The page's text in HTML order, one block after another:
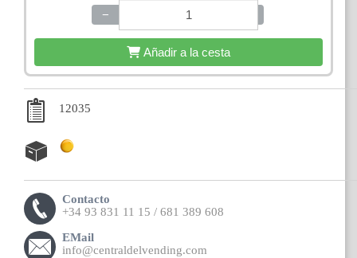
−
Añadir a la cesta
12035
Contacto
+34 93 831 11 15 / 681 389 608
EMail
info@centraldelvending.com